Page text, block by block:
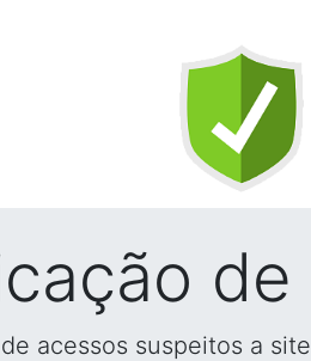
acessos suspeitos a